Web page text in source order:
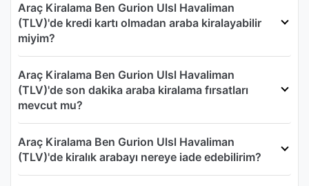
Araç Kiralama Ben Gurion Ulsl Havaliman
(TLV)'de kredi kartı olmadan araba kiralayabilir
miyim?
Araç Kiralama Ben Gurion Ulsl Havaliman
(TLV)'de son dakika araba kiralama fırsatları
mevcut mu?
Araç Kiralama Ben Gurion Ulsl Havaliman
(TLV)'de kiralık arabayı nereye iade edebilirim?